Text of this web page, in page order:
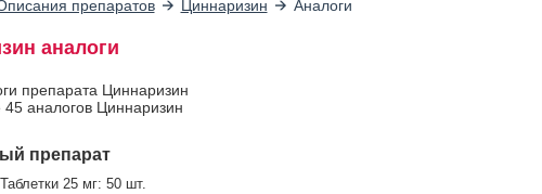
препаратов Циннаризин Аналоги
аналоги
препарата Циннаризин
45 аналогов Циннаризин
препарат
25 мг: 50 шт.